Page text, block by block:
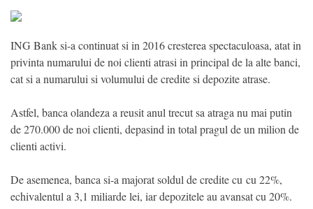
ING Bank si-a continuat si in 2016 cresterea spectaculoasa, atat in
privinta numarului de noi clienti atrasi in principal de la alte banci,
cat si a numarului si volumului de credite si depozite atrase.
Astfel, banca olandeza a reusit anul trecut sa atraga nu mai putin
de 270.000 de noi clienti, depasind in total pragul de un milion de
clienti activi.
De asemenea, banca si-a majorat soldul de credite cu cu 22%,
echivalentul a 3,1 miliarde lei, iar depozitele au avansat cu 20%.